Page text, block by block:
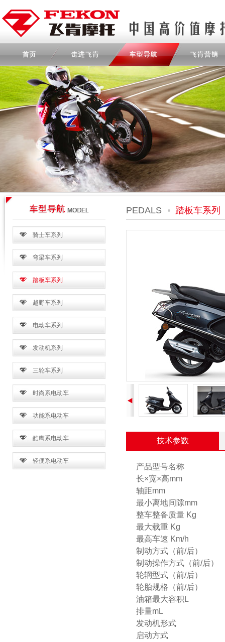
骑士车系列
弯梁车系列
踏板车系列
越野车系列
电动车系列
发动机系列
三轮车系列
时尚系电动车
功能系电动车
酷鹰系电动车
轻便系电动车
PEDALS 踏板车系列
技术参数
产品型号名称
长×宽×高mm
轴距mm
最小离地间隙mm
整车整备质量 Kg
最大载重 Kg
最高车速 Km/h
制动方式（前/后）
制动操作方式（前/后）
轮辋型式（前/后）
轮胎规格（前/后）
油箱最大容积 L
排量mL
发动机形式
启动方式